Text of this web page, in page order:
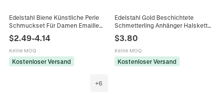
Edelstahl Biene Künstliche Perle
Schmuckset Für Damen Emaille
Insekten Schmetterling Blume
Anhänger Halskette Ohrringe
Schmuck
$2.49-4.14
Keine MOQ
Kostenloser Versand
Edelstahl Gold Beschichtete
Schmetterling Anhänger Halskette
Bunte Emaille Charms
Französischer Stil Schmuck Für
Damen Mädchen
$3.80
Keine MOQ
Kostenloser Versand
+6